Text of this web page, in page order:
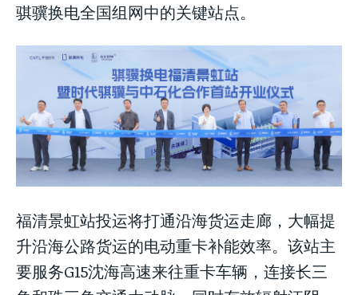
LIFESTYLE
骐骥换电全国组网中的关键站点。
福清景虹站投运将打通沿海货运走廊，大幅提
升沿海公路货运的电动重卡补能效率。该站主
要服务G15沈海高速来往重卡车辆，连接长三